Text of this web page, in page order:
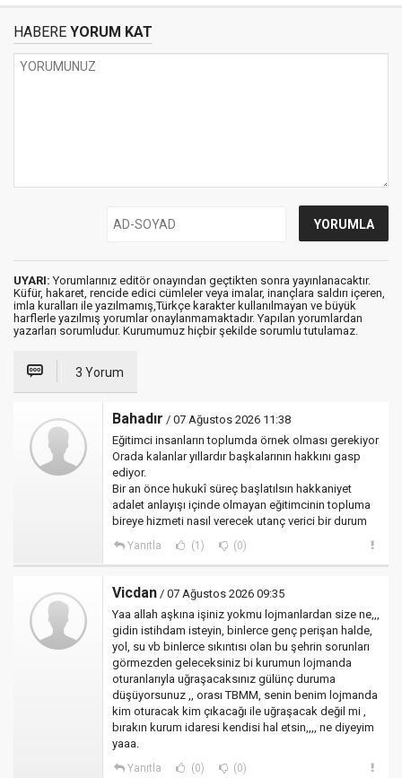
HABERE YORUM KAT
UYARI: Yorumlarınız editör onayından geçtikten sonra yayınlanacaktır.
Küfür, hakaret, rencide edici cümleler veya imalar, inançlara saldırı içeren,
imla kuralları ile yazılmamış,Türkçe karakter kullanılmayan ve büyük
harflerle yazılmış yorumlar onaylanmamaktadır. Yapılan yorumlardan
yazarları sorumludur. Kurumumuz hiçbir şekilde sorumlu tutulamaz.
3 Yorum
Bahadır / 07 Ağustos 2026 11:38
Eğitimci insanların toplumda örnek olması gerekiyor
Orada kalanlar yıllardır başkalarının hakkını gasp
ediyor.
Bir an önce hukukî süreç başlatılsın hakkaniyet
adalet anlayışı içinde olmayan eğitimcinin topluma
bireye hizmeti nasıl verecek utanç verici bir durum
Yanıtla (1) (0)
Vicdan / 07 Ağustos 2026 09:35
Yaa allah aşkına işiniz yokmu lojmanlardan size ne,,,
gidin istihdam isteyin, binlerce genç perişan halde,
yol, su vb binlerce sıkıntısı olan bu şehrin sorunları
görmezden geleceksiniz bi kurumun lojmanda
oturanlarıyla uğraşacaksınız gülünç duruma
düşüyorsunuz ,, orası TBMM, senin benim lojmanda
kim oturacak kim çıkacağı ile uğraşacak değil mi ,
bırakın kurum idaresi kendisi hal etsin,,,, ne diyeyim
yaaa.
Yanıtla (0) (0)